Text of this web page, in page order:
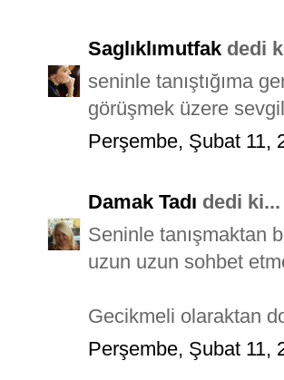
Saglıklımutfak dedi
seninle tanıştığıma
görüşmek üzere
Perşembe, Şubat 11,
Damak Tadı dedi ki...
Seninle tanışmaktan
uzun uzun sohbet
Gecikmeli olaraktan
Perşembe, Şubat 11,